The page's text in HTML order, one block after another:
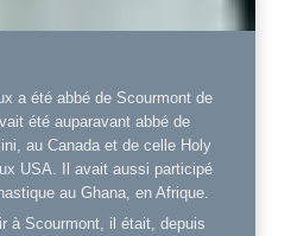
a été abbé de Scourmont de
été auparavant abbé de
au Canada et de celle Holy
USA. Il avait aussi participé
au Ghana, en Afrique.
à Scourmont, il était, depuis